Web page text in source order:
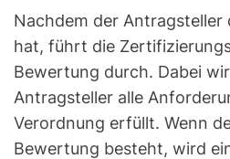
Nachdem der Antragsteller
hat, führt die
Bewertung durch. Dabei
Antragsteller alle
Verordnung erfüllt. Wenn
Bewertung besteht, wird